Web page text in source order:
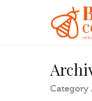
Category